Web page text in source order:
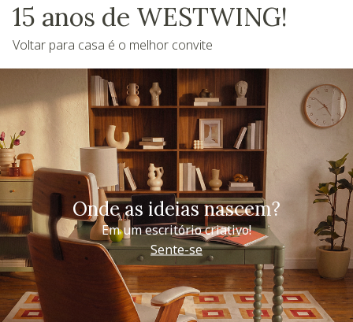
15 anos de WESTWING!
Voltar para casa é o melhor convite
Onde as ideias nascem?
Em um escritório criativo!
Sente-se